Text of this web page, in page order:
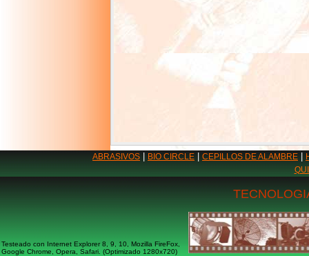
ABRASIVOS BIO CIRCLE CEPILLOS DE ALAMBRE
Testeado con Internet Explorer 8, 9, 10, Mozilla FireFox,
Google Chrome, Opera, Safari. (Optimizado 1280x720)